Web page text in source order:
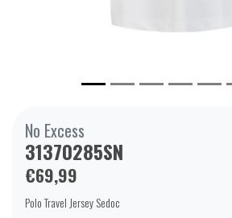
No Excess
31370285SN
€69,99
Polo Travel Jersey Sedoc